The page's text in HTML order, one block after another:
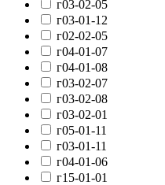
г03-02-05
г03-01-12
г02-02-05
г04-01-07
г04-01-08
г03-02-07
г03-02-08
г03-02-01
г05-01-11
г03-01-11
г04-01-06
г15-01-01